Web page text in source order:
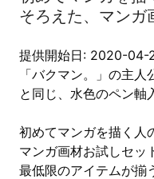
そろえた、マンガ
提供開始日: 2020-04-
「バクマン。」の主
と同じ、水色のペン軸
初めてマンガを描く人
マンガ画材お試しセッ
最低限のアイテムが揃